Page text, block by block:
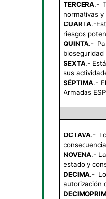
TERCERA.-
normativas y
CUARTA.-
riesgos
QUINTA.-
SEXTA.-
sus
SÉPTIMA.-
Armadas
OCTAVA.-
NOVENA.-
estado y
DECIMA.-
autorización